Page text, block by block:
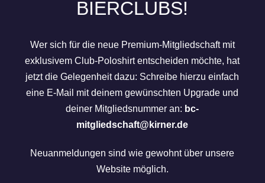
BIERCLUBS!
Wer sich für die neue Premium-Mitgliedschaft mit
exklusivem Club-Poloshirt entscheiden möchte, hat
jetzt die Gelegenheit dazu: Schreibe hierzu einfach
eine E-Mail mit deinem gewünschten Upgrade und
deiner Mitgliedsnummer an: bc-
mitgliedschaft@kirner.de
Neuanmeldungen sind wie gewohnt über unsere
Website möglich.